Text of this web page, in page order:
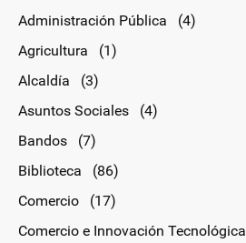
Administración Pública
(4)
Agricultura
(1)
Alcaldía
(3)
Asuntos Sociales
(4)
Bandos
(7)
Biblioteca
(86)
Comercio
(17)
Comercio e Innovación Tecnológica